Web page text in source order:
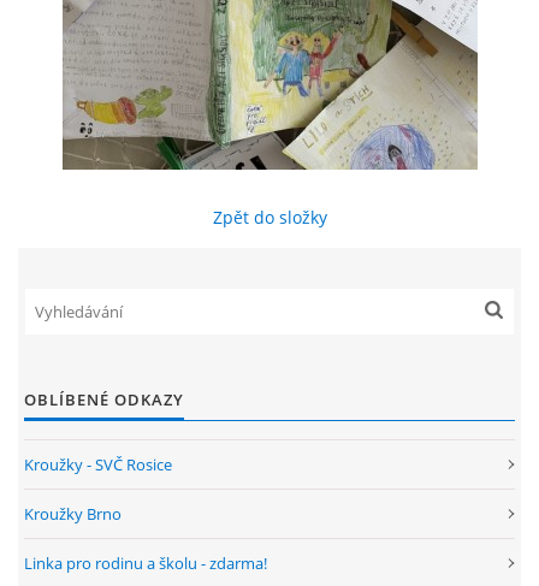
FOTOALBUM
ŠKOLNÍ DRUŽINA
ŠKOLNÍ JÍDELNA
KROUŽKY
NAŠE ÚSPĚCHY
GDPR
Zpět do složky
OBLÍBENÉ ODKAZY
Kroužky - SVČ Rosice
Kroužky Brno
Linka pro rodinu a školu - zdarma!